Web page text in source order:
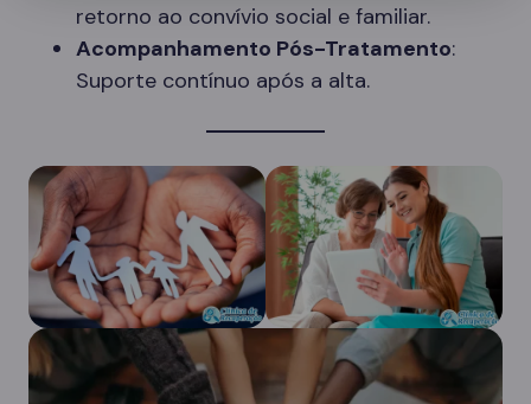
retorno ao convívio social e familiar.
Acompanhamento Pós-Tratamento:
Suporte contínuo após a alta.